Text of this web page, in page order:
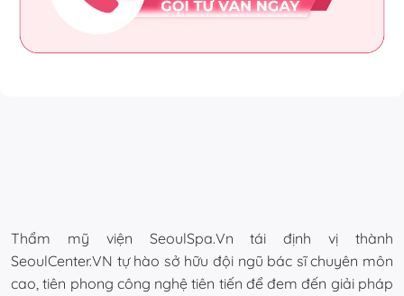
Thẩm mỹ viện SeoulSpa.Vn tái định vị thành
SeoulCenter.VN tự hào sở hữu đội ngũ bác sĩ chuyên môn
cao, tiên phong công nghệ tiên tiến để đem đến giải pháp